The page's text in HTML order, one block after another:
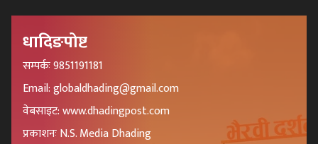
धादिङपोष्ट
सम्पर्कः 9851191181
Email: globaldhading@gmail.com
वेबसाइट: www.dhadingpost.com
प्रकाशनः N.S. Media Dhading